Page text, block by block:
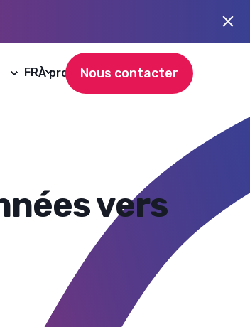
À propos de nous
FR Nous contacter